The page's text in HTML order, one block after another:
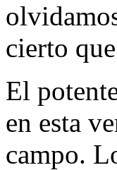
cierto
El
en esta
campo.